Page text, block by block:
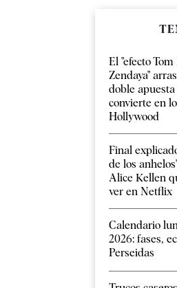
El "efecto
Zendaya"
doble
convierte en
Hollywood
Final
de los
Alice Kellen
ver en Netflix
Calendario
2026: fases,
Perseidas